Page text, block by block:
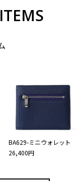
BA629-ミニウォレット
26,400円